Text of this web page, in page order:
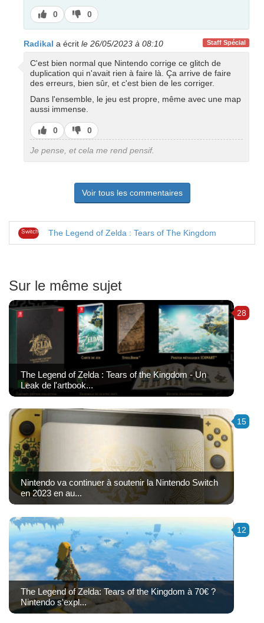
J’aime
0
J’aime
pas
0
Staff Spécial
Radikal a écrit le 26/05/2023 à 08:10
C'est bien normal que Nintendo corrige ce glitch de
duplication qui n'avait rien à faire là. Ça arrive de faire
des erreurs, bien sûr, et c'est bien de les corriger.
Dans l'ensemble, le jeu est propre, même avec une map
aussi immense.
J’aime
0
J’aime
pas
0
Je pense, et cela me rend pensif.
Voir tous les commentaires
Switch The Legend of Zelda : Tears of The Kingdom
Sur le même sujet
28
The Legend of Zelda : Tears of the Kingdom - Un
Leak de l'artbook...
15
Nintendo va continuer à soutenir la Nintendo Switch
en 2023 en au...
12
The Legend of Zelda: Tears of the Kingdom à 70€ ?
Nintendo s'expl...